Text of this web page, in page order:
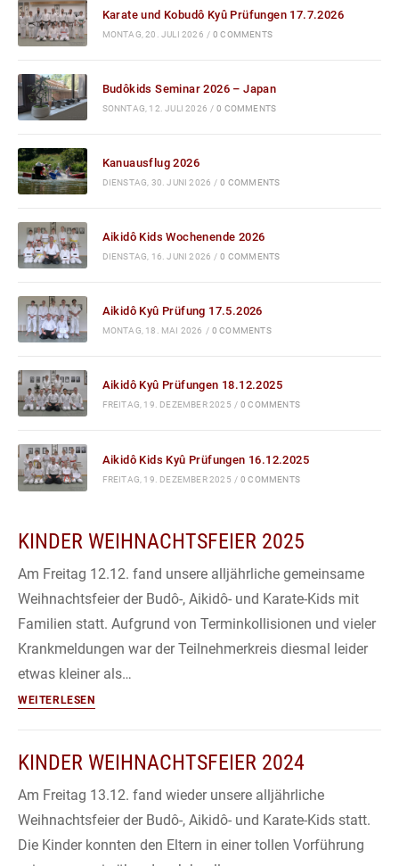
Karate und Kobudô Kyû Prüfungen 17.7.2026
MONTAG, 20. JULI 2026 / 0 COMMENTS
Budôkids Seminar 2026 – Japan
SONNTAG, 12. JULI 2026 / 0 COMMENTS
Kanuausflug 2026
DIENSTAG, 30. JUNI 2026 / 0 COMMENTS
Aikidô Kids Wochenende 2026
DIENSTAG, 16. JUNI 2026 / 0 COMMENTS
Aikidô Kyû Prüfung 17.5.2026
MONTAG, 18. MAI 2026 / 0 COMMENTS
Aikidô Kyû Prüfungen 18.12.2025
FREITAG, 19. DEZEMBER 2025 / 0 COMMENTS
Aikidô Kids Kyû Prüfungen 16.12.2025
FREITAG, 19. DEZEMBER 2025 / 0 COMMENTS
KINDER WEIHNACHTSFEIER 2025
Am Freitag 12.12. fand unsere alljährliche gemeinsame
Weihnachtsfeier der Budô-, Aikidô- und Karate-Kids mit
Familien statt. Aufgrund von Terminkollisionen und vieler
Krankmeldungen war der Teilnehmerkreis diesmal leider
etwas kleiner als…
WEITERLESENKinder
KINDER WEIHNACHTSFEIER 2024
Am Freitag 13.12. fand wieder unsere alljährliche
Weihnachtsfeier der Budô-, Aikidô- und Karate-Kids statt.
Die Kinder konnten den Eltern in einer tollen Vorführung